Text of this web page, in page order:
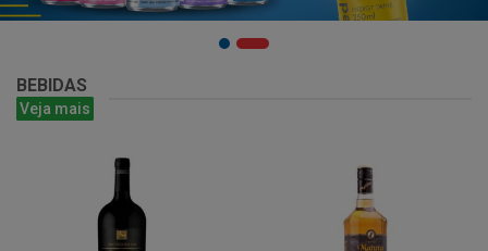
BEBIDAS
Veja mais